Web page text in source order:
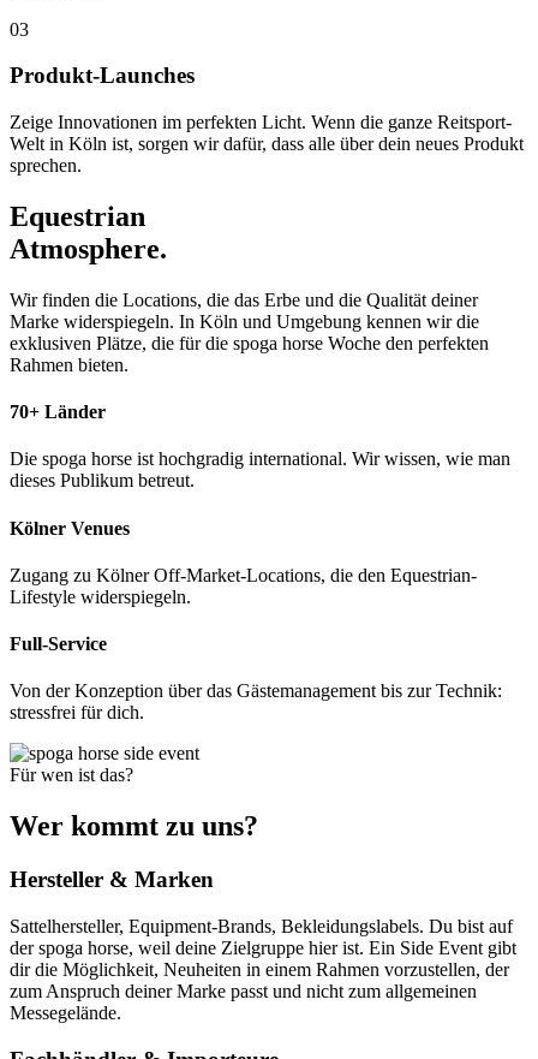
03
Produkt-Launches
Zeige Innovationen im perfekten Licht. Wenn die ganze Reitsport-
Welt in Köln ist, sorgen wir dafür, dass alle über dein neues Produkt
sprechen.
Equestrian
Atmosphere.
Wir finden die Locations, die das Erbe und die Qualität deiner
Marke widerspiegeln. In Köln und Umgebung kennen wir die
exklusiven Plätze, die für die spoga horse Woche den perfekten
Rahmen bieten.
70+ Länder
Die spoga horse ist hochgradig international. Wir wissen, wie man
dieses Publikum betreut.
Kölner Venues
Zugang zu Kölner Off-Market-Locations, die den Equestrian-
Lifestyle widerspiegeln.
Full-Service
Von der Konzeption über das Gästemanagement bis zur Technik:
stressfrei für dich.
Für wen ist das?
Wer kommt zu uns?
Hersteller & Marken
Sattelhersteller, Equipment-Brands, Bekleidungslabels. Du bist auf
der spoga horse, weil deine Zielgruppe hier ist. Ein Side Event gibt
dir die Möglichkeit, Neuheiten in einem Rahmen vorzustellen, der
zum Anspruch deiner Marke passt und nicht zum allgemeinen
Messegelände.